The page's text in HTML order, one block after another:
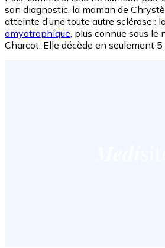
son diagnostic, la maman de
atteinte d’une toute autre sclérose :
amyotrophique, plus connue sous le
Charcot. Elle décède en seulement